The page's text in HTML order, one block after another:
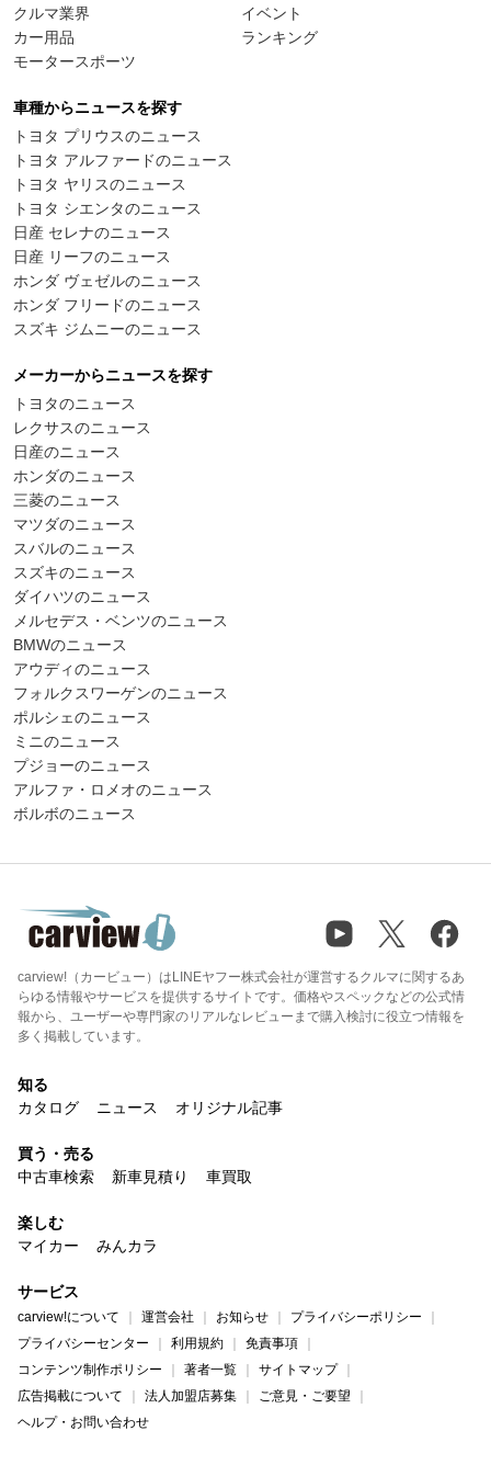
クルマ業界
カー用品
モータースポーツ
イベント
ランキング
車種からニュースを探す
トヨタ プリウスのニュース
トヨタ アルファードのニュース
トヨタ ヤリスのニュース
トヨタ シエンタのニュース
日産 セレナのニュース
日産 リーフのニュース
ホンダ ヴェゼルのニュース
ホンダ フリードのニュース
スズキ ジムニーのニュース
メーカーからニュースを探す
トヨタのニュース
レクサスのニュース
日産のニュース
ホンダのニュース
三菱のニュース
マツダのニュース
スバルのニュース
スズキのニュース
ダイハツのニュース
メルセデス・ベンツのニュース
BMWのニュース
アウディのニュース
フォルクスワーゲンのニュース
ポルシェのニュース
ミニのニュース
プジョーのニュース
アルファ・ロメオのニュース
ボルボのニュース
carview!（カービュー）はLINEヤフー株式会社が運営するクルマに関するあ
らゆる情報やサービスを提供するサイトです。価格やスペックなどの公式情
報から、ユーザーや専門家のリアルなレビューまで購入検討に役立つ情報を
多く掲載しています。
知る
カタログ
ニュース オリジナル記事
買う・売る
中古車検索
新車見積り 車買取
楽しむ
マイカー
みんカラ
サービス
carview!について 運営会社 お知らせ
プライバシーポリシー
プライバシーセンター
利用規約
免責事項
コンテンツ制作ポリシー
著者一覧
サイトマップ
広告掲載について
法人加盟店募集
ご意見・ご要望
ヘルプ・お問い合わせ